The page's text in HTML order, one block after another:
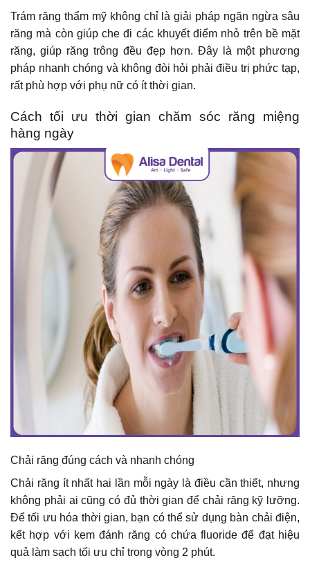
Trám răng thẩm mỹ không chỉ là giải pháp ngăn ngừa sâu
răng mà còn giúp che đi các khuyết điểm nhỏ trên bề mặt
răng, giúp răng trông đều đẹp hơn. Đây là một phương
pháp nhanh chóng và không đòi hỏi phải điều trị phức tạp,
rất phù hợp với phụ nữ có ít thời gian.
Cách tối ưu thời gian chăm sóc răng miệng
hàng ngày
Chải răng đúng cách và nhanh chóng
Chải răng ít nhất hai lần mỗi ngày là điều cần thiết, nhưng
không phải ai cũng có đủ thời gian để chải răng kỹ lưỡng.
Để tối ưu hóa thời gian, bạn có thể sử dụng bàn chải điện,
kết hợp với kem đánh răng có chứa fluoride để đạt hiệu
quả làm sạch tối ưu chỉ trong vòng 2 phút.